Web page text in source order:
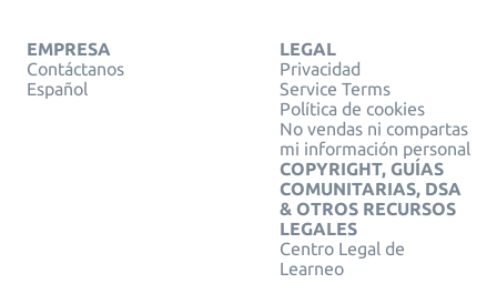
EMPRESA
Contáctanos
Español
LEGAL
Privacidad
Service Terms
Política de cookies
No vendas ni compartas
mi información personal
COPYRIGHT, GUÍAS
COMUNITARIAS, DSA
& OTROS RECURSOS
LEGALES
Centro Legal de
Learneo